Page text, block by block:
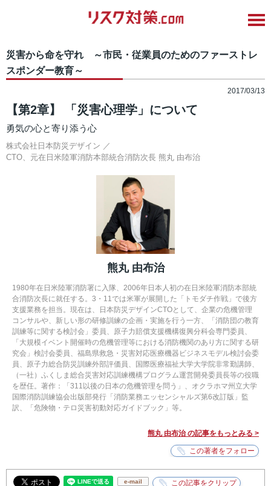
災害から命を守れ ～市民・従業員のためのファーストレ
スポンダー教育～
2017/03/13
【第2章】 「災害心理学」について
勇気の心と寄り添う心
株式会社日本防災デザイン ／
CTO、元在日米陸軍消防本部統合消防次長 熊丸 由布治
熊丸 由布治
1980年在日米陸軍消防署に入隊、2006年日本人初の在日米陸軍消防本部統
合消防次長に就任する。3・11では米軍が展開した「トモダチ作戦」で後方
支援業務を担当。現在は、日本防災デザインCTOとして、企業の危機管理
コンサルや、新しい形の研修訓練の企画・実施を行う一方、「消防団の教育
訓練等に関する検討会」委員、原子力賠償支援機構復興分科会専門委員、
「大規模イベント開催時の危機管理等における消防機関のあり方に関する研
究会」検討会委員、福島県救急・災害対応医療機器ビジネスモデル検討会委
員、原子力総合防災訓練外部評価員、国際医療福祉大学大学院非常勤講師、
（一社）ふくしま総合災害対応訓練機構プログラム運営開発委員長等の役職
を歴任。著作：「311以後の日本の危機管理を問う」、オクラホマ州立大学
国際消防訓練協会出版部発行「消防業務エッセンシャルズ第6改訂版」監
訳、「危険物・テロ災害初動対応ガイドブック」等。
熊丸 由布治 の記事をもっとみる >
e-mail